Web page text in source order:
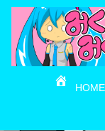
HOME